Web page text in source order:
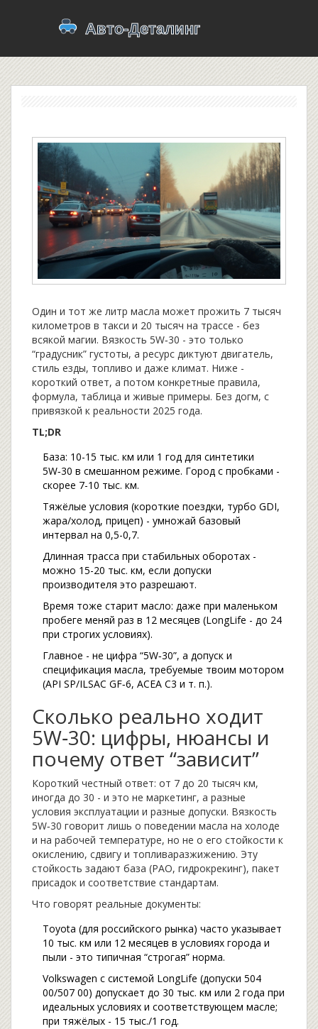
Один и тот же литр масла может прожить 7 тысяч
километров в такси и 20 тысяч на трассе - без
всякой магии. Вязкость 5W‑30 - это только
“градусник” густоты, а ресурс диктуют двигатель,
стиль езды, топливо и даже климат. Ниже -
короткий ответ, а потом конкретные правила,
формула, таблица и живые примеры. Без догм, с
привязкой к реальности 2025 года.
TL;DR
База: 10-15 тыс. км или 1 год для синтетики
5W‑30 в смешанном режиме. Город с пробками -
скорее 7-10 тыс. км.
Тяжёлые условия (короткие поездки, турбо GDI,
жара/холод, прицеп) - умножай базовый
интервал на 0,5-0,7.
Длинная трасса при стабильных оборотах -
можно 15-20 тыс. км, если допуски
производителя это разрешают.
Время тоже старит масло: даже при маленьком
пробеге меняй раз в 12 месяцев (LongLife - до 24
при строгих условиях).
Главное - не цифра “5W‑30”, а допуск и
спецификация масла, требуемые твоим мотором
(API SP/ILSAC GF‑6, ACEA C3 и т. п.).
Сколько реально ходит
5W‑30: цифры, нюансы и
почему ответ “зависит”
Короткий честный ответ: от 7 до 20 тысяч км,
иногда до 30 - и это не маркетинг, а разные
условия эксплуатации и разные допуски. Вязкость
5W‑30 говорит лишь о поведении масла на холоде
и на рабочей температуре, но не о его стойкости к
окислению, сдвигу и топливаразжижению. Эту
стойкость задают база (PAO, гидрокрекинг), пакет
присадок и соответствие стандартам.
Что говорят реальные документы:
Toyota (для российского рынка) часто указывает
10 тыс. км или 12 месяцев в условиях города и
пыли - это типичная “строгая” норма.
Volkswagen с системой LongLife (допуски 504
00/507 00) допускает до 30 тыс. км или 2 года при
идеальных условиях и соответствующем масле;
при тяжёлых - 15 тыс./1 год.